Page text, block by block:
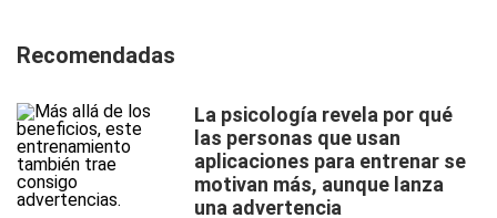
Recomendadas
La psicología revela por qué
las personas que usan
aplicaciones para entrenar se
motivan más, aunque lanza
una advertencia